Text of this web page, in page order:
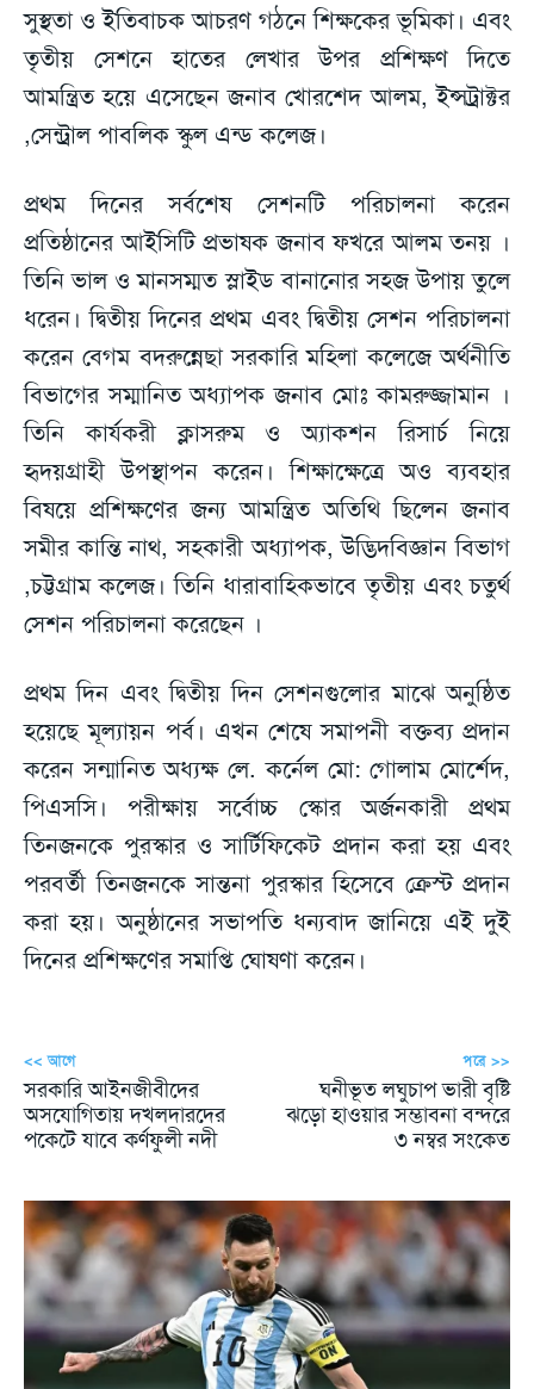
সুস্থতা ও ইতিবাচক আচরণ গঠনে শিক্ষকের ভূমিকা। এবং
তৃতীয় সেশনে হাতের লেখার উপর প্রশিক্ষণ দিতে
আমন্ত্রিত হয়ে এসেছেন জনাব খোরশেদ আলম, ইন্সট্রাক্টর
,সেন্ট্রাল পাবলিক স্কুল এন্ড কলেজ।
প্রথম দিনের সর্বশেষ সেশনটি পরিচালনা করেন
প্রতিষ্ঠানের আইসিটি প্রভাষক জনাব ফখরে আলম তনয় ।
তিনি ভাল ও মানসম্মত স্লাইড বানানোর সহজ উপায় তুলে
ধরেন। দ্বিতীয় দিনের প্রথম এবং দ্বিতীয় সেশন পরিচালনা
করেন বেগম বদরুন্নেছা সরকারি মহিলা কলেজে অর্থনীতি
বিভাগের সম্মানিত অধ্যাপক জনাব মোঃ কামরুজ্জামান ।
তিনি কার্যকরী ক্লাসরুম ও অ্যাকশন রিসার্চ নিয়ে
হৃদয়গ্রাহী উপস্থাপন করেন। শিক্ষাক্ষেত্রে অও ব্যবহার
বিষয়ে প্রশিক্ষণের জন্য আমন্ত্রিত অতিথি ছিলেন জনাব
সমীর কান্তি নাথ, সহকারী অধ্যাপক, উদ্ভিদবিজ্ঞান বিভাগ
,চট্টগ্রাম কলেজ। তিনি ধারাবাহিকভাবে তৃতীয় এবং চতুর্থ
সেশন পরিচালনা করেছেন ।
প্রথম দিন এবং দ্বিতীয় দিন সেশনগুলোর মাঝে অনুষ্ঠিত
হয়েছে মূল্যায়ন পর্ব। এখন শেষে সমাপনী বক্তব্য প্রদান
করেন সন্মানিত অধ্যক্ষ লে. কর্নেল মো: গোলাম মোর্শেদ,
পিএসসি। পরীক্ষায় সর্বোচ্চ স্কোর অর্জনকারী প্রথম
তিনজনকে পুরস্কার ও সার্টিফিকেট প্রদান করা হয় এবং
পরবর্তী তিনজনকে সান্তনা পুরস্কার হিসেবে ক্রেস্ট প্রদান
করা হয়। অনুষ্ঠানের সভাপতি ধন্যবাদ জানিয়ে এই দুই
দিনের প্রশিক্ষণের সমাপ্তি ঘোষণা করেন।
<< আগে
সরকারি আইনজীবীদের
অসযোগিতায় দখলদারদের
পকেটে যাবে কর্ণফুলী নদী
পরে >>
ঘনীভূত লঘুচাপ ভারী বৃষ্টি
ঝড়ো হাওয়ার সম্ভাবনা বন্দরে
৩ নম্বর সংকেত